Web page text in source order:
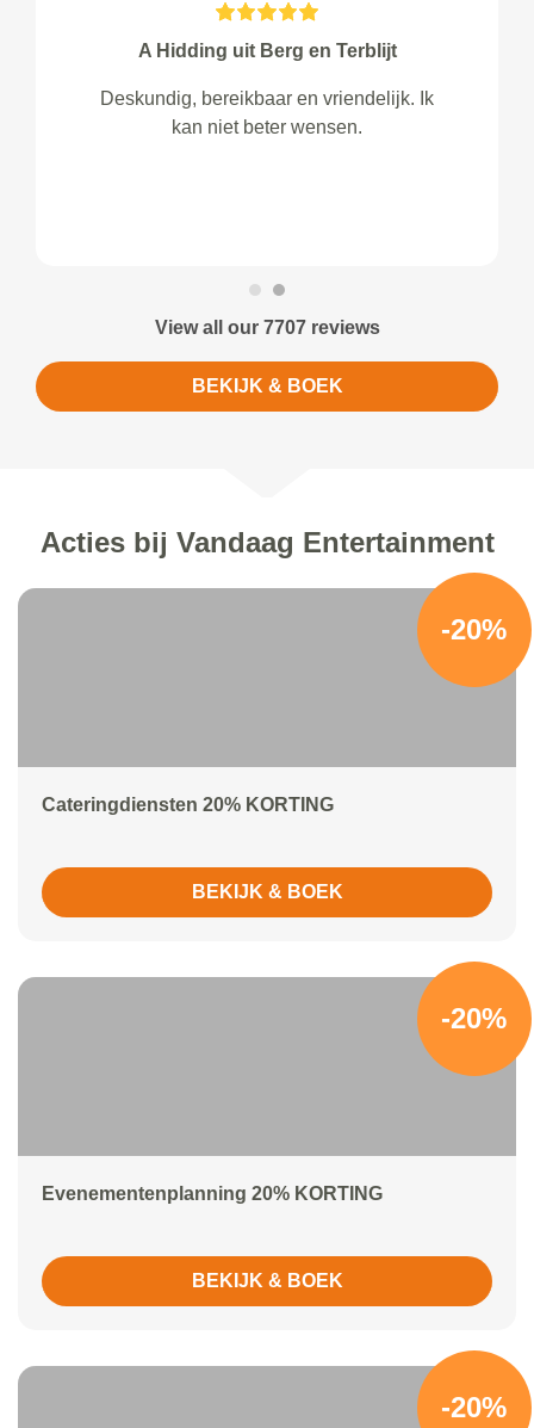
A Hidding uit Berg en Terblijt
Deskundig, bereikbaar en vriendelijk. Ik
kan niet beter wensen.
View all our 7707 reviews
BEKIJK & BOEK
Acties bij Vandaag Entertainment
-20%
Cateringdiensten 20% KORTING
BEKIJK & BOEK
-20%
Evenementenplanning 20% KORTING
BEKIJK & BOEK
-20%